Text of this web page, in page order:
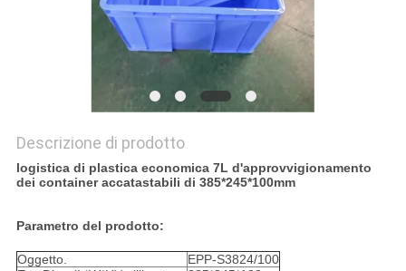
Descrizione di prodotto
logistica di plastica economica 7L d'approvvigionamento
dei container accatastabili di 385*245*100mm
Parametro del prodotto:
Oggetto.
EPP-S3824/100